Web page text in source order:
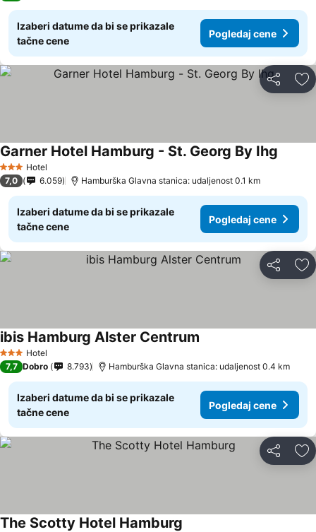
Izaberi datume da bi se prikazale
tačne cene
Pogledaj cene
Deli
3 Zvezdice
Hotel
Garner Hotel Hamburg - St. Georg By Ihg
7,0 6.059 Hamburška Glavna stanica: udaljenost 0.1 km
Izaberi datume da bi se prikazale
tačne cene
Pogledaj cene
Deli
3 Zvezdice
Hotel
ibis Hamburg Alster Centrum
7,7 Dobro 8.793 Hamburška Glavna stanica: udaljenost 0.4 km
Izaberi datume da bi se prikazale
tačne cene
Pogledaj cene
Deli
The Scotty Hotel Hamburg